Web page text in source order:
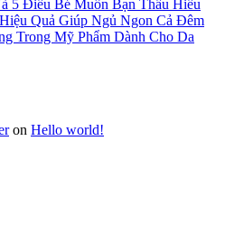
5 Điều Bé Muốn Bạn Thấu Hiểu
Quả Giúp Ngủ Ngon Cả Đêm
Trong Mỹ Phẩm Dành Cho Da
on Hello world!